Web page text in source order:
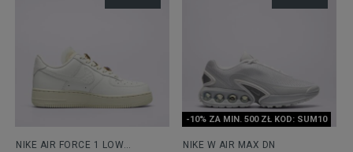
NIKE AIR FORCE 1 LOW
-10% ZA MIN. 500 ZŁ KOD: SUM10
NIKE W AIR MAX DN